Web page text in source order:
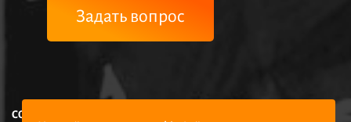
Задать вопрос
COPYRIGHT © НЧУПО КОЛЛЕДЖ УПРАВЛЕНИЯ И ЭКОНОМИКИ,